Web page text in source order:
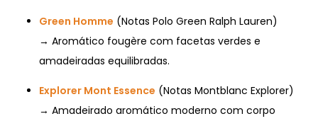
Green Homme (Notas Polo Green Ralph Lauren)
→ Aromático fougère com facetas verdes e
amadeiradas equilibradas.
Explorer Mont Essence (Notas Montblanc Explorer)
→ Amadeirado aromático moderno com corpo